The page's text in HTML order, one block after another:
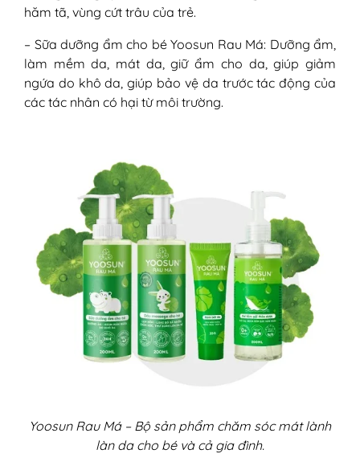
hăm tã, vùng cứt trâu của trẻ.
– Sữa dưỡng ẩm cho bé Yoosun Rau Má: Dưỡng ẩm,
làm mềm da, mát da, giữ ẩm cho da, giúp giảm
ngứa do khô da, giúp bảo vệ da trước tác động của
các tác nhân có hại từ môi trường.
Yoosun Rau Má – Bộ sản phẩm chăm sóc mát lành
làn da cho bé và cả gia đình.